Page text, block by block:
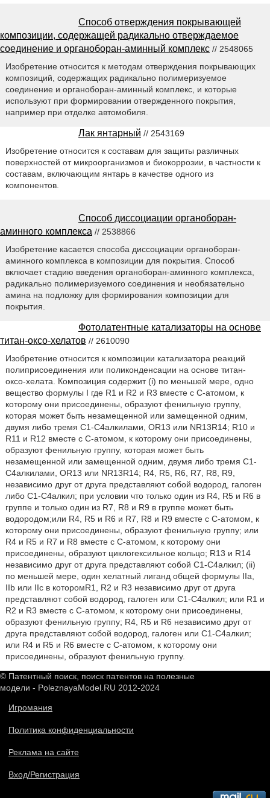
Способ отверждения покрывающей
композиции, содержащей радикально отверждаемое
соединение и органоборан-аминный комплекс // 2548065
Изобретение относится к методам отверждения покрывающих
композиций, содержащих радикально полимеризуемое
соединение и органоборан-аминный комплекс, и которые
используют при формировании отвержденного покрытия,
например при отделке автомобиля.
Лак янтарный // 2543169
Изобретение относится к составам для защиты различных
поверхностей от микроорганизмов и биокоррозии, в частности к
составам, включающим янтарь в качестве одного из
компонентов.
Способ диссоциации органоборан-
аминного комплекса // 2538866
Изобретение касается способа диссоциации органоборан-
аминного комплекса в композиции для покрытия. Способ
включает стадию введения органоборан-аминного комплекса,
радикально полимеризуемого соединения и необязательно
амина на подложку для формирования композиции для
покрытия.
Фотолатентные катализаторы на основе
титан-оксо-хелатов // 2610090
Изобретение относится к композиции катализатора реакций
полиприсоединения или поликонденсации на основе титан-
оксо-хелата. Композиция содержит (i) по меньшей мере, одно
вещество формулы I где R1 и R2 и R3 вместе с С-атомом, к
которому они присоединены, образуют фенильную группу,
которая может быть незамещенной или замещенной одним,
двумя либо тремя С1-С4алкилами, OR13 или NR13R14; R10 и
R11 и R12 вместе с С-атомом, к которому они присоединены,
образуют фенильную группу, которая может быть
незамещенной или замещенной одним, двумя либо тремя С1-
С4алкилами, OR13 или NR13R14; R4, R5, R6, R7, R8, R9,
независимо друг от друга представляют собой водород, галоген
либо С1-С4алкил; при условии что только один из R4, R5 и R6 в
группе и только один из R7, R8 и R9 в группе может быть
водородом;или R4, R5 и R6 и R7, R8 и R9 вместе с С-атомом, к
которому они присоединены, образуют фенильную группу; или
R4 и R5 и R7 и R8 вместе с С-атомом, к которому они
присоединены, образуют циклогексильное кольцо; R13 и R14
независимо друг от друга представляют собой С1-С4алкил; (ii)
по меньшей мере, один хелатный лиганд общей формулы IIa,
IIb или IIc в которомR1, R2 и R3 независимо друг от друга
представляют собой водород, галоген или С1-С4алкил; или R1 и
R2 и R3 вместе с С-атомом, к которому они присоединены,
образуют фенильную группу; R4, R5 и R6 независимо друг от
друга представляют собой водород, галоген или С1-С4алкил;
или R4 и R5 и R6 вместе с С-атомом, к которому они
присоединены, образуют фенильную группу.
© Патентный поиск, поиск патентов на полезные
модели - PoleznayaModel.RU 2012-2024
Игромания
Политика конфиденциальности
Реклама на сайте
Вход/Регистрация